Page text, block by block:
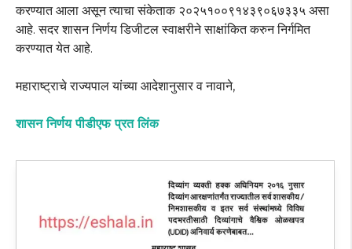
करण्यात आला असून त्याचा संकेताक २०२५१००९१४३९०६७३३५ असा
आहे. सदर शासन निर्णय डिजीटल स्वाक्षरीने साक्षांकित करुन निर्गमित
करण्यात येत आहे.
महाराष्ट्राचे राज्यपाल यांच्या आदेशानुसार व नावाने,
शासन निर्णय पीडीएफ प्रत लिंक